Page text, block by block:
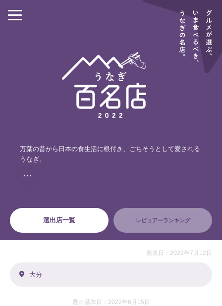
万葉の昔から日本の食生活に根付き、ごちそうとして愛される
うなぎ。
・・・
選出店一覧 レビュアーランキング
発表日：2022年7月12日
大分
選出基準日：2022年6月15日